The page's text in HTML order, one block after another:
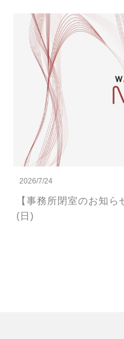
2026/7/24
【事務所閉室のお知
(日)